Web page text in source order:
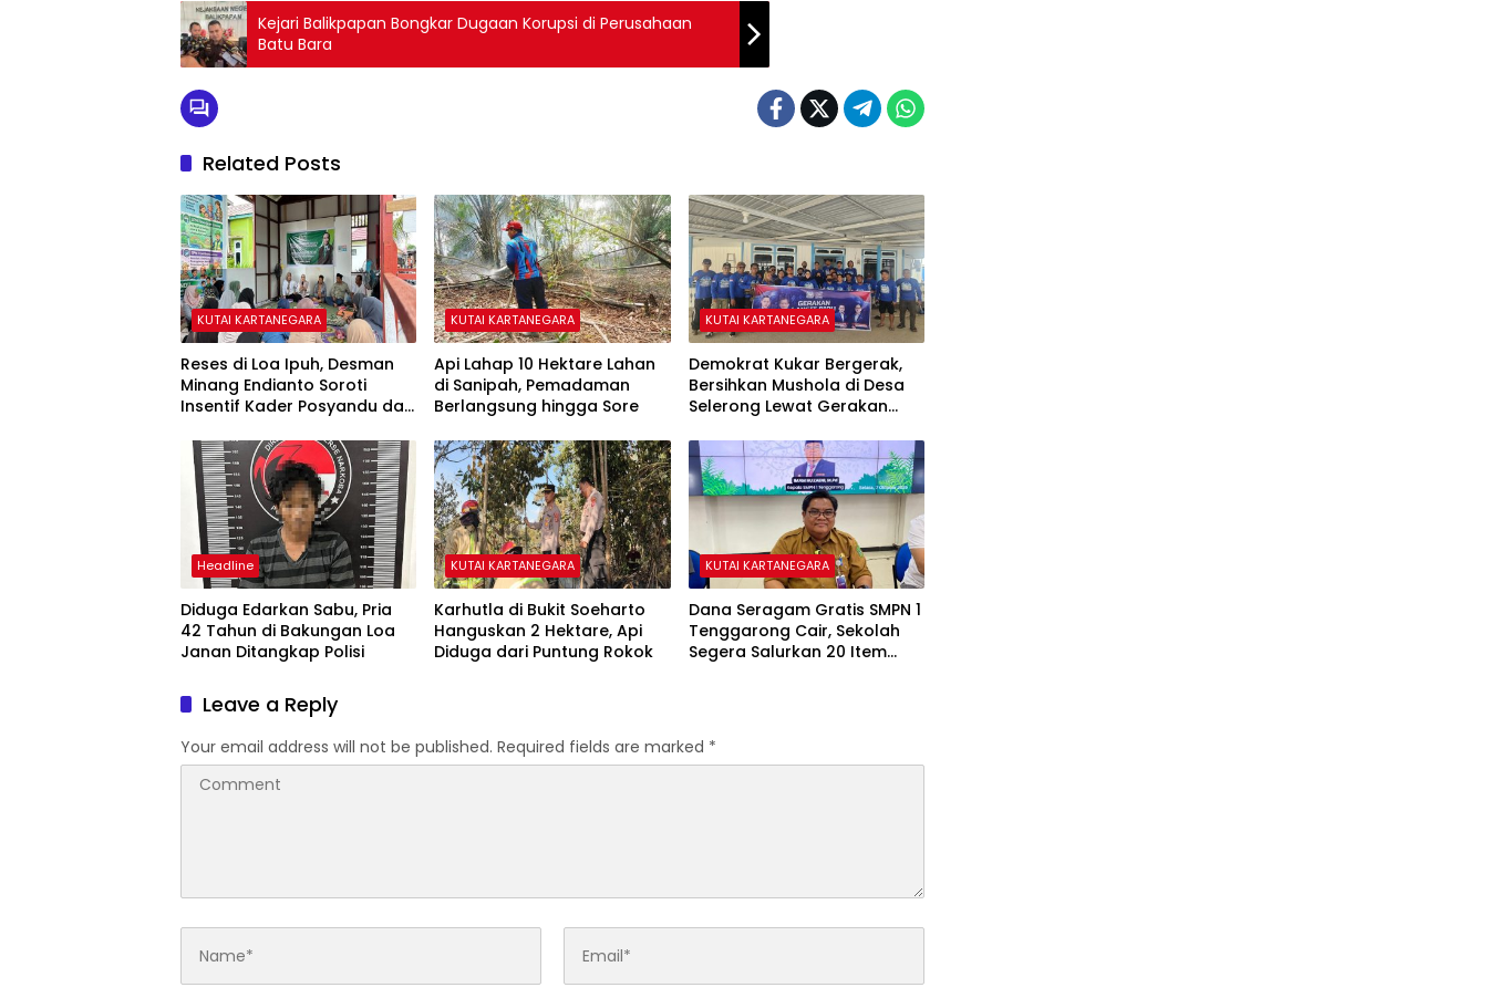
Kejari Balikpapan Bongkar Dugaan Korupsi di Perusahaan
Batu Bara
Related Posts
KUTAI KARTANEGARA
Reses di Loa Ipuh, Desman
Minang Endianto Soroti
Insentif Kader Posyandu dan
KUTAI KARTANEGARA
Api Lahap 10 Hektare Lahan
di Sanipah, Pemadaman
Berlangsung hingga Sore
KUTAI KARTANEGARA
Demokrat Kukar Bergerak,
Bersihkan Mushola di Desa
Selerong Lewat Gerakan
Headline
Diduga Edarkan Sabu, Pria
42 Tahun di Bakungan Loa
Janan Ditangkap Polisi
KUTAI KARTANEGARA
Karhutla di Bukit Soeharto
Hanguskan 2 Hektare, Api
Diduga dari Puntung Rokok
KUTAI KARTANEGARA
Dana Seragam Gratis SMPN 1
Tenggarong Cair, Sekolah
Segera Salurkan 20 Item
Leave a Reply
Your email address will not be published. Required fields are marked *